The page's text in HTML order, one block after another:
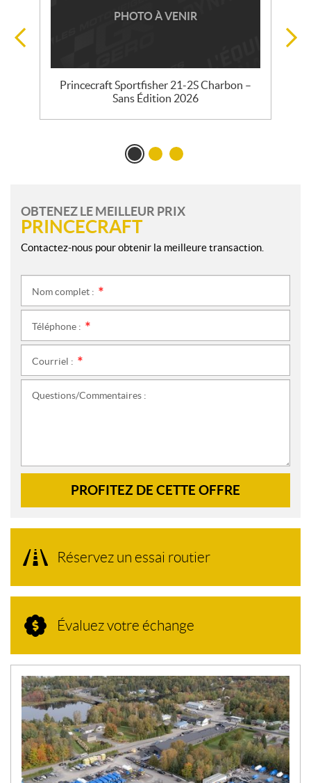
PHOTO À VENIR
Princecraft Sportfisher 21-2S Charbon –
Sans Édition 2026
OBTENEZ LE MEILLEUR PRIX
PRINCECRAFT
Contactez-nous pour obtenir la meilleure transaction.
Nom complet :
Téléphone :
Courriel :
Questions/Commentaires :
PROFITEZ DE CETTE OFFRE
Réservez un essai routier
Évaluez votre échange
N
O
U
V
E
L
L